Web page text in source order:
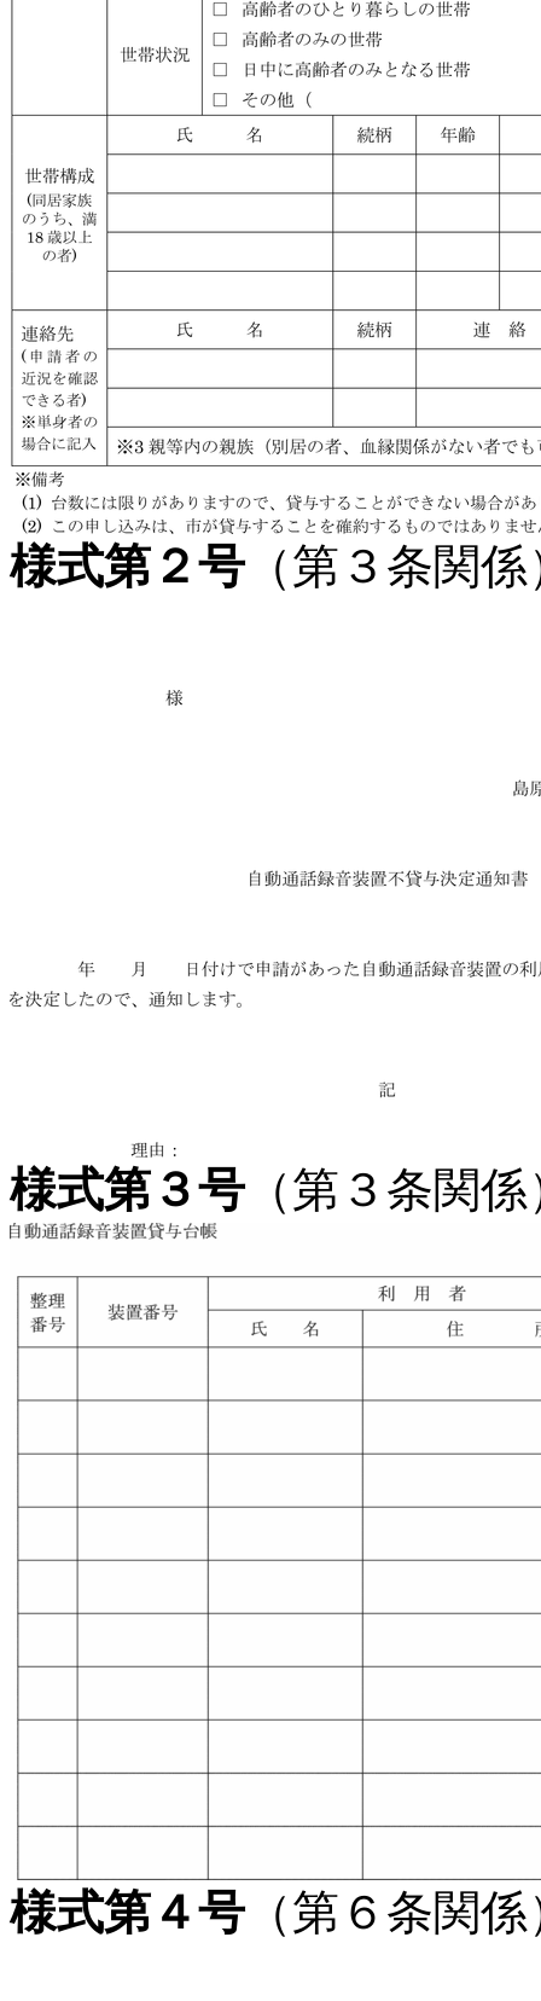
様式第２号（第３条関係
様式第３号（第３条関係
様式第４号（第６条関係